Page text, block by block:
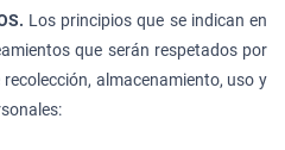
Los principios que se indican en
que serán respetados por
almacenamiento, uso y